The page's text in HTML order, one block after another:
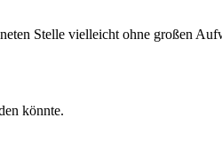
Stelle vielleicht ohne großen
könnte.